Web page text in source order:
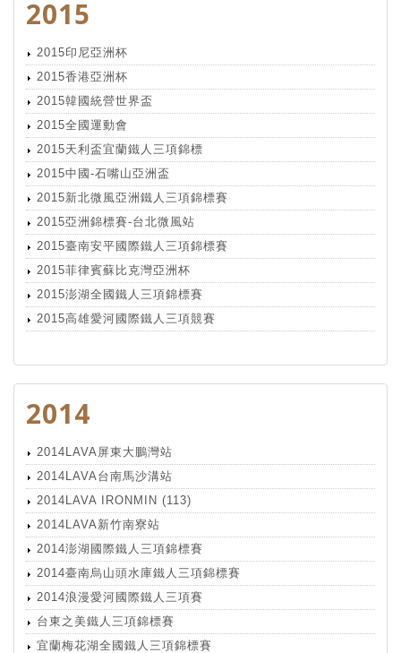
2015
2015印尼亞洲杯
2015香港亞洲杯
2015韓國統營世界盃
2015全國運動會
2015天利盃宜蘭鐵人三項錦標
2015中國-石嘴山亞洲盃
2015新北微風亞洲鐵人三項錦標賽
2015亞洲錦標賽-台北微風站
2015臺南安平國際鐵人三項錦標賽
2015菲律賓蘇比克灣亞洲杯
2015澎湖全國鐵人三項錦標賽
2015高雄愛河國際鐵人三項競賽
2014
2014LAVA屏東大鵬灣站
2014LAVA台南馬沙溝站
2014LAVA IRONMIN (113)
2014LAVA新竹南寮站
2014澎湖國際鐵人三項錦標賽
2014臺南烏山頭水庫鐵人三項錦標賽
2014浪漫愛河國際鐵人三項賽
台東之美鐵人三項錦標賽
宜蘭梅花湖全國鐵人三項錦標賽